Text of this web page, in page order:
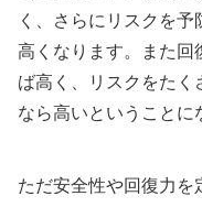
く、さらにリスクを
高くなります。また回
ば高く、リスクをたく
なら高いということに
ただ安全性や回復力